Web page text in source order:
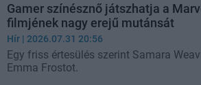
Gamer színésznő játszhatja a
filmjének nagy erejű mutánsát
Hír | 2026.07.31 20:56
Egy friss értesülés szerint Samara
Emma Frostot.